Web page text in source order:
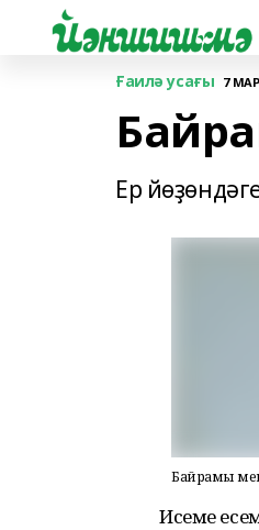
Ғаилә усағы 7
Ер
Байрамың
Исеме